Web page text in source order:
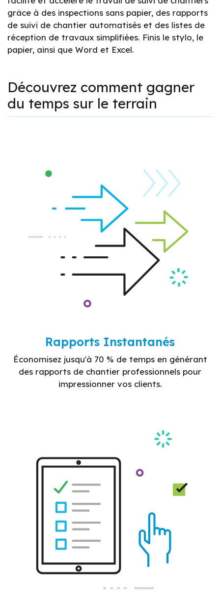
grâce à des inspections sans papier, des rapports
de suivi de chantier automatisés et des listes de
réception de travaux simplifiées. Finis le stylo, le
papier, ainsi que Word et Excel.
Découvrez comment gagner
du temps sur le terrain
Rapports Instantanés
Économisez jusqu'à 70 % de temps en générant
des rapports de chantier professionnels pour
impressionner vos clients.